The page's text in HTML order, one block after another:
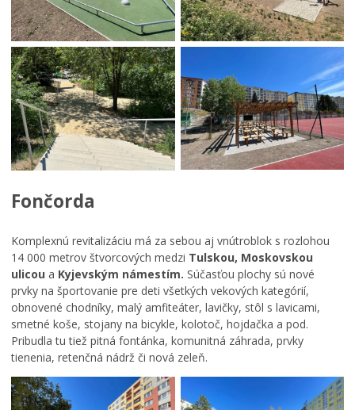
Fončorda
Komplexnú revitalizáciu má za sebou aj vnútroblok s rozlohou
14 000 metrov štvorcových medzi Tulskou, Moskovskou
ulicou a Kyjevským námestím. Súčasťou plochy sú nové
prvky na športovanie pre deti všetkých vekových kategórií,
obnovené chodníky, malý amfiteáter, lavičky, stôl s lavicami,
smetné koše, stojany na bicykle, kolotoč, hojdačka a pod.
Pribudla tu tiež pitná fontánka, komunitná záhrada, prvky
tienenia, retenčná nádrž či nová zeleň.